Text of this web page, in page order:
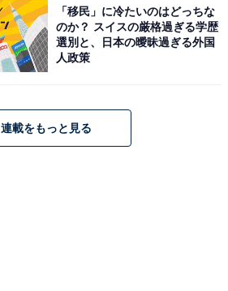
「移民」に冷たいのはどっちな
のか？ スイスの厳格過ぎる学歴
選別と、日本の曖昧過ぎる外国
人政策
連載をもっと見る